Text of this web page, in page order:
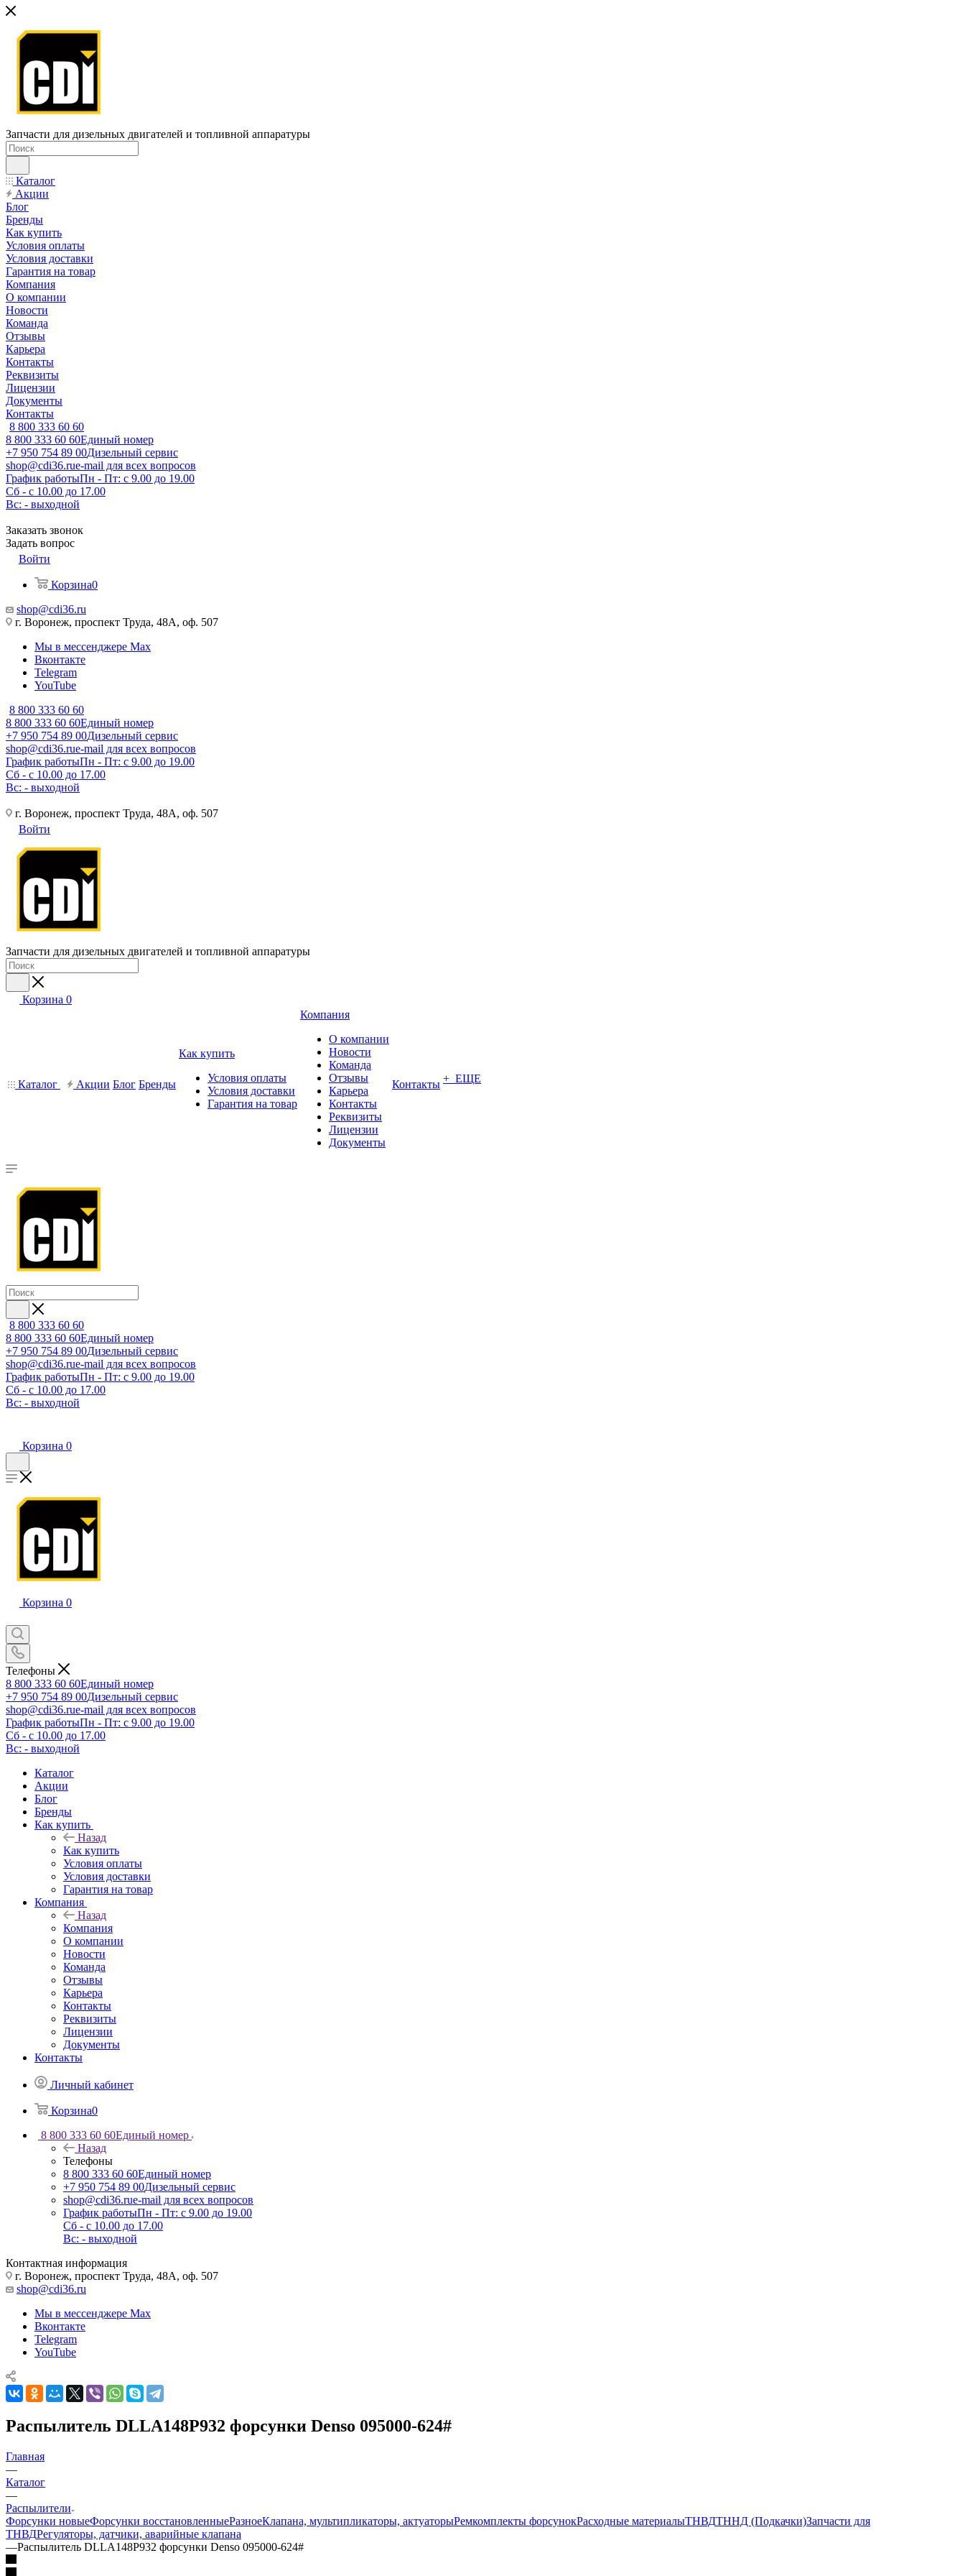
Запчасти для дизельных двигателей и топливной аппаратуры
Каталог
Акции
Блог
Бренды
Как купить
Условия оплаты
Условия доставки
Гарантия на товар
Компания
О компании
Новости
Команда
Отзывы
Карьера
Контакты
Реквизиты
Лицензии
Документы
Контакты
8 800 333 60 60
8 800 333 60 60Единый номер
+7 950 754 89 00Дизельный сервис
shop@cdi36.rue-mail для всех вопросов
График работыПн - Пт: с 9.00 до 19.00
Сб - с 10.00 до 17.00
Вс: - выходной
Заказать звонок
Задать вопрос
Войти
Корзина0
shop@cdi36.ru
г. Воронеж, проспект Труда, 48А, оф. 507
Мы в мессенджере Max
Вконтакте
Telegram
YouTube
8 800 333 60 60
8 800 333 60 60Единый номер
+7 950 754 89 00Дизельный сервис
shop@cdi36.rue-mail для всех вопросов
График работыПн - Пт: с 9.00 до 19.00
Сб - с 10.00 до 17.00
Вс: - выходной
г. Воронеж, проспект Труда, 48А, оф. 507
Войти
Запчасти для дизельных двигателей и топливной аппаратуры
Корзина 0
Каталог Акции Блог Бренды
Как купить
Условия оплаты
Условия доставки
Гарантия на товар
Компания
О компании
Новости
Команда
Отзывы
Карьера
Контакты
Реквизиты
Лицензии
Документы
Контакты + ЕЩЕ
8 800 333 60 60
8 800 333 60 60Единый номер
+7 950 754 89 00Дизельный сервис
shop@cdi36.rue-mail для всех вопросов
График работыПн - Пт: с 9.00 до 19.00
Сб - с 10.00 до 17.00
Вс: - выходной
Корзина 0
Корзина 0
Телефоны
8 800 333 60 60Единый номер
+7 950 754 89 00Дизельный сервис
shop@cdi36.rue-mail для всех вопросов
График работыПн - Пт: с 9.00 до 19.00
Сб - с 10.00 до 17.00
Вс: - выходной
Каталог
Акции
Блог
Бренды
Как купить
Назад
Как купить
Условия оплаты
Условия доставки
Гарантия на товар
Компания
Назад
Компания
О компании
Новости
Команда
Отзывы
Карьера
Контакты
Реквизиты
Лицензии
Документы
Контакты
Личный кабинет
Корзина0
8 800 333 60 60Единый номер
Назад
Телефоны
8 800 333 60 60Единый номер
+7 950 754 89 00Дизельный сервис
shop@cdi36.rue-mail для всех вопросов
График работыПн - Пт: с 9.00 до 19.00
Сб - с 10.00 до 17.00
Вс: - выходной
Контактная информация
г. Воронеж, проспект Труда, 48А, оф. 507
shop@cdi36.ru
Мы в мессенджере Max
Вконтакте
Telegram
YouTube
Распылитель DLLA148P932 форсунки Denso 095000-624#
Главная
—
Каталог
—
Распылители
Форсунки новыеФорсунки восстановленныеРазноеКлапана, мультипликаторы, актуаторыРемкомплекты форсунокРасходные материалыТНВДТННД (Подкачки)Запчасти для
ТНВДРегуляторы, датчики, аварийные клапана
—Распылитель DLLA148P932 форсунки Denso 095000-624#